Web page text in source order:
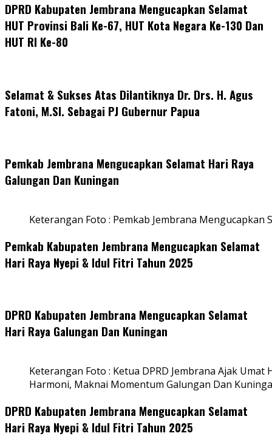
DPRD Kabupaten Jembrana Mengucapkan Selamat
HUT Provinsi Bali Ke-67, HUT Kota Negara Ke-130 Dan
HUT RI Ke-80
Selamat & Sukses Atas Dilantiknya Dr. Drs. H. Agus
Fatoni, M.SI. Sebagai PJ Gubernur Papua
Pemkab Jembrana Mengucapkan Selamat Hari Raya
Galungan Dan Kuningan
Keterangan Foto : Pemkab Jembrana Mengucapkan
Pemkab Kabupaten Jembrana Mengucapkan Selamat
Hari Raya Nyepi & Idul Fitri Tahun 2025
DPRD Kabupaten Jembrana Mengucapkan Selamat
Hari Raya Galungan Dan Kuningan
Keterangan Foto : Ketua DPRD Jembrana Ajak
Harmoni, Maknai Momentum Galungan Dan
DPRD Kabupaten Jembrana Mengucapkan Selamat
Hari Raya Nyepi & Idul Fitri Tahun 2025